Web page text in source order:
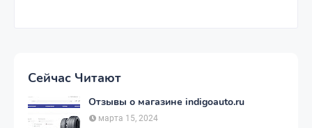
Сейчас Читают
Отзывы о магазине indigoauto.ru
марта 15, 2024